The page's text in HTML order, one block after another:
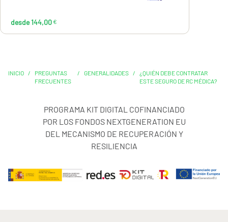
desde 144,00 €
INICIO /
PREGUNTAS
FRECUENTES
/ GENERALIDADES /
¿QUIÉN DEBE CONTRATAR
ESTE SEGURO DE RC MÉDICA?
PROGRAMA KIT DIGITAL COFINANCIADO
POR LOS FONDOS NEXTGENERATION EU
DEL MECANISMO DE RECUPERACIÓN Y
RESILIENCIA